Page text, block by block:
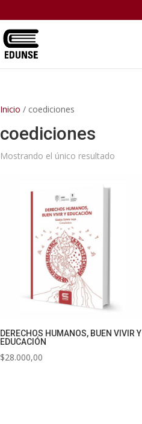
Inicio / coediciones
coediciones
Mostrando el único resultado
DERECHOS HUMANOS, BUEN VIVIR Y
EDUCACIÓN
$28.000,00